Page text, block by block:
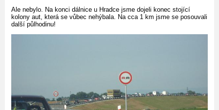
Ale nebylo. Na konci dálnice u Hradce jsme dojeli konec stojící
kolony aut, která se vůbec nehýbala. Na cca 1 km jsme se posouvali
další půlhodinu!